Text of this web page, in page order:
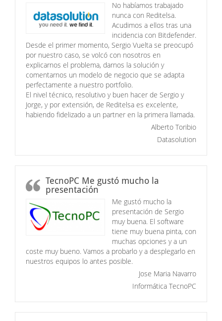
No habíamos trabajado
nunca con Reditelsa.
Acudimos a ellos tras una
incidencia con Bitdefender.
Desde el primer momento, Sergio Vuelta se preocupó
por nuestro caso, se volcó con nosotros en
explicarnos el problema, darnos la solución y
comentarnos un modelo de negocio que se adapta
perfectamente a nuestro portfolio.
El nivel técnico, resolutivo y buen hacer de Sergio y
Jorge, y por extensión, de Reditelsa es excelente,
habiendo fidelizado a un partner en la primera llamada.
Alberto Toribio
Datasolution
TecnoPC Me gustó mucho la
presentación
Me gustó mucho la
presentación de Sergio
muy buena. El software
tiene muy buena pinta, con
muchas opciones y a un
coste muy bueno. Vamos a probarlo y a desplegarlo en
nuestros equipos lo antes posible.
Jose Maria Navarro
Informática TecnoPC